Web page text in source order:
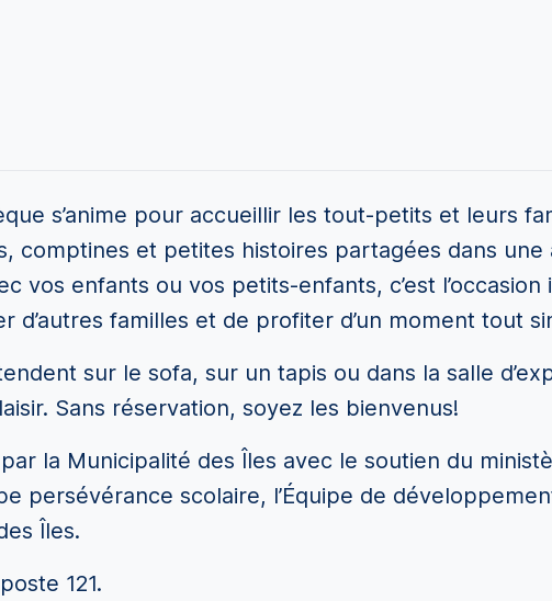
s’anime pour accueillir les tout-petits et leurs
comptines et petites histoires partagées dans une
vos enfants ou vos petits-enfants, c’est l’occasion
d’autres familles et de profiter d’un moment tout
sur le sofa, sur un tapis ou dans la salle
Sans réservation, soyez les bienvenus!
la Municipalité des Îles avec le soutien du
persévérance scolaire, l’Équipe de
Îles.
121.